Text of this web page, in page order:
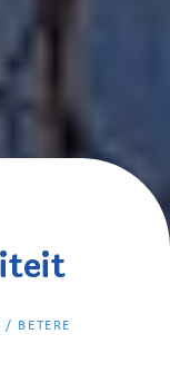
/ BETERE